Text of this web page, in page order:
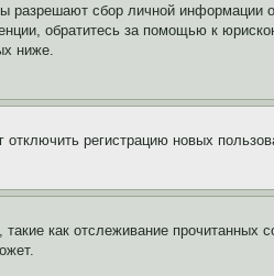
разрешают сбор личной информации
обратитесь за помощью к
ниже.
регистрацию новых
как отслеживание прочитанных